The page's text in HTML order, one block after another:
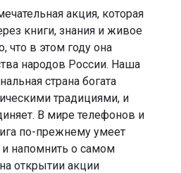
акция, которая
книги, знания и живое
что в этом году она
народов России. Наша
страна богата
традициями, и
В мире телефонов и
по-прежнему умеет
и напомнить о самом
открытии акции